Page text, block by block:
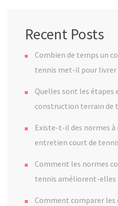
Recent Posts
Combien de temps un
tennis met-il pour livrer
Quelles sont les étapes
construction terrain de
Existe-t-il des normes à
entretien court de
Comment les normes
tennis améliorent-elles
Comment comparer les